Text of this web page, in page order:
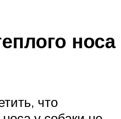
носа
что